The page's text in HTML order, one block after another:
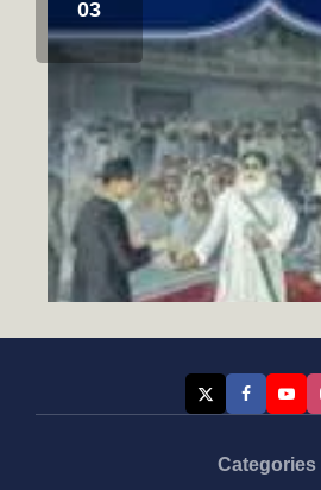
ਸਿੱਖ ਇਤਿਹਾਸ ਅਤੇ ਚਾਬੀਆਂ ਦਾ
Categories